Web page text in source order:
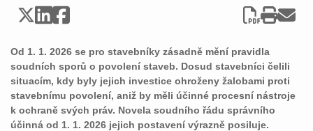
Od 1. 1. 2026 se pro stavebníky zásadně mění pravidla
soudních sporů o povolení staveb. Dosud stavebníci čelili
situacím, kdy byly jejich investice ohroženy žalobami proti
stavebnímu povolení, aniž by měli účinné procesní nástroje
k ochraně svých práv. Novela soudního řádu správního
účinná od 1. 1. 2026 jejich postavení výrazně posiluje.